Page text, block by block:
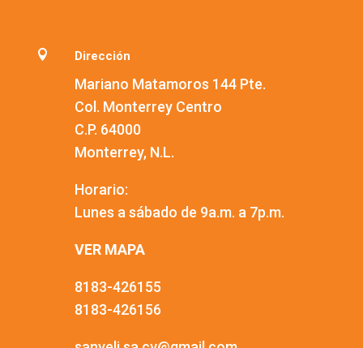
 Dirección
Mariano Matamoros 144 Pte.
Col. Monterrey Centro
C.P. 64000
Monterrey, N.L.
Horario:
Lunes a sábado de 9a.m. a 7p.m.
VER MAPA
8183-426155
8183-426156